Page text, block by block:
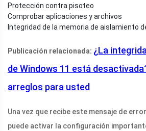
Protección contra pisoteo
Comprobar aplicaciones y archivos
Integridad de la memoria de aislamiento
Publicación relacionada: ¿La
de Windows 11 está
arreglos para usted
Una vez que recibe este mensaje de
puede activar la configuración